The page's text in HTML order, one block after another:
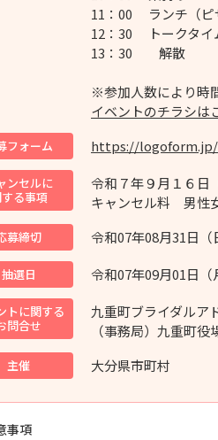
11：00 ランチ（
12：30 トークタイ
13：30 解散
※参加人数により時
イベントのチラシは
フォーム https://logoform.jp/
ンセルに
る事項
令和７年９月１６日
キャンセル料 男性
募締切 令和07年08月31日（
抽選日 令和07年09月01日（
トに関する
問合せ
九重町ブライダルア
（事務局）九重町
主催 大分県市町村
事項